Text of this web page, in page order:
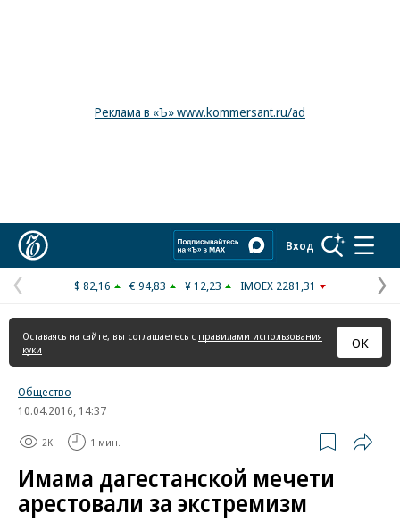
Реклама в «Ъ» www.kommersant.ru/ad
Вход
Предыдущая
страница
$ 82,16 € 94,83 ¥ 12,23 IMOEX 2281,31
Оставаясь на сайте, вы соглашаетесь с правилами использования
куки
ОК
Общество
10.04.2016, 14:37
2K 1 мин.
Имама дагестанской мечети
арестовали за экстремизм